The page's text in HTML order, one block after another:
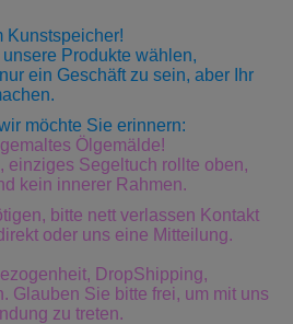
Kunstspeicher!
Produkte wählen,
ein Geschäft zu sein, aber Ihr
möchte Sie erinnern:
Ölgemälde!
einziges Segeltuch rollte oben,
kein innerer Rahmen.
bitte nett verlassen Kontakt
oder uns eine Mitteilung.
DropShipping,
Glauben Sie bitte frei, um mit uns
zu treten.